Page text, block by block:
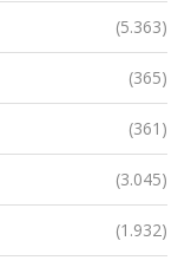
(5.363)
(365)
(361)
(3.045)
(1.932)